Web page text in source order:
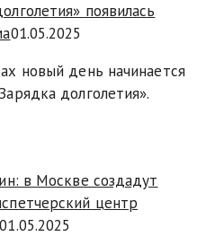
появилась
01.05.2025
новый день начинается
долголетия».
в Москве создадут
центр
01.05.2025